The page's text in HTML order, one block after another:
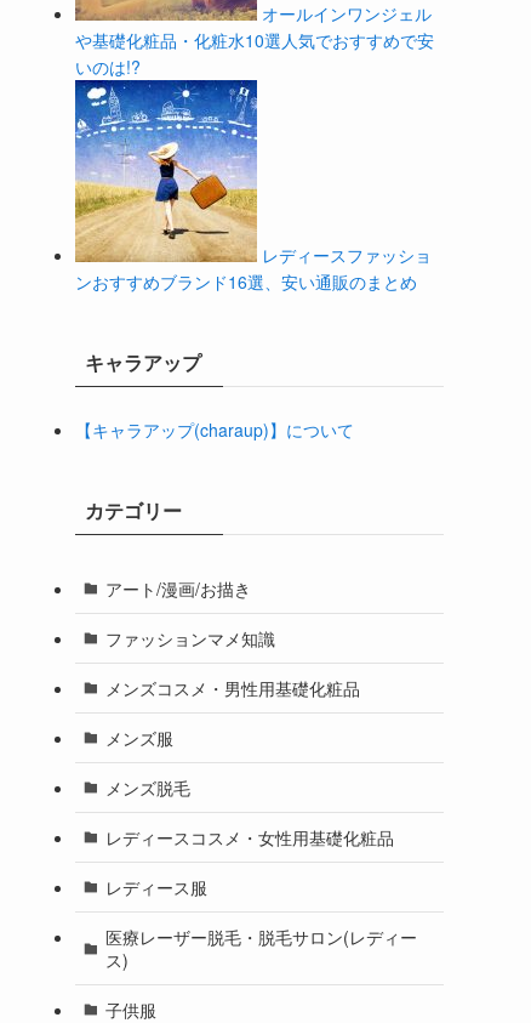
オールインワンジェル
や基礎化粧品・化粧水10選人気でおすすめで安
いのは!?
レディースファッショ
ンおすすめブランド16選、安い通販のまとめ
キャラアップ
【キャラアップ(charaup)】について
カテゴリー
アート/漫画/お描き
ファッションマメ知識
メンズコスメ・男性用基礎化粧品
メンズ服
メンズ脱毛
レディースコスメ・女性用基礎化粧品
レディース服
医療レーザー脱毛・脱毛サロン(レディー
ス)
子供服